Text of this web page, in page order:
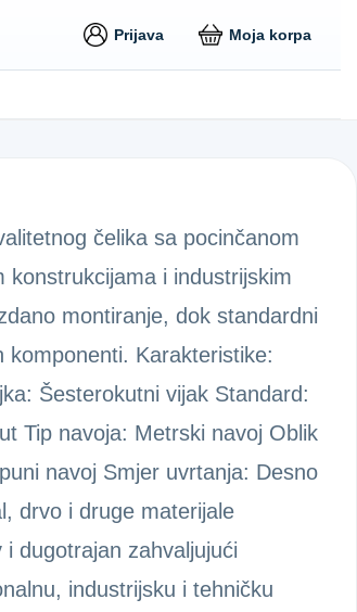
Prijava Moja korpa
čelika sa pocinčanom
i industrijskim
montiranje, dok standardni
komponenti. Karakteristike:
Šesterokutni vijak Standard:
Tip navoja: Metrski navoj Oblik
navoj Smjer uvrtanja: Desno
drvo i druge materijale
dugotrajan zahvaljujući
industrijsku i tehničku